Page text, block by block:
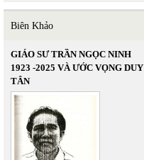
Biên Khảo
GIÁO SƯ TRẦN NGỌC NINH
1923 -2025 VÀ ƯỚC VỌNG DUY
TÂN